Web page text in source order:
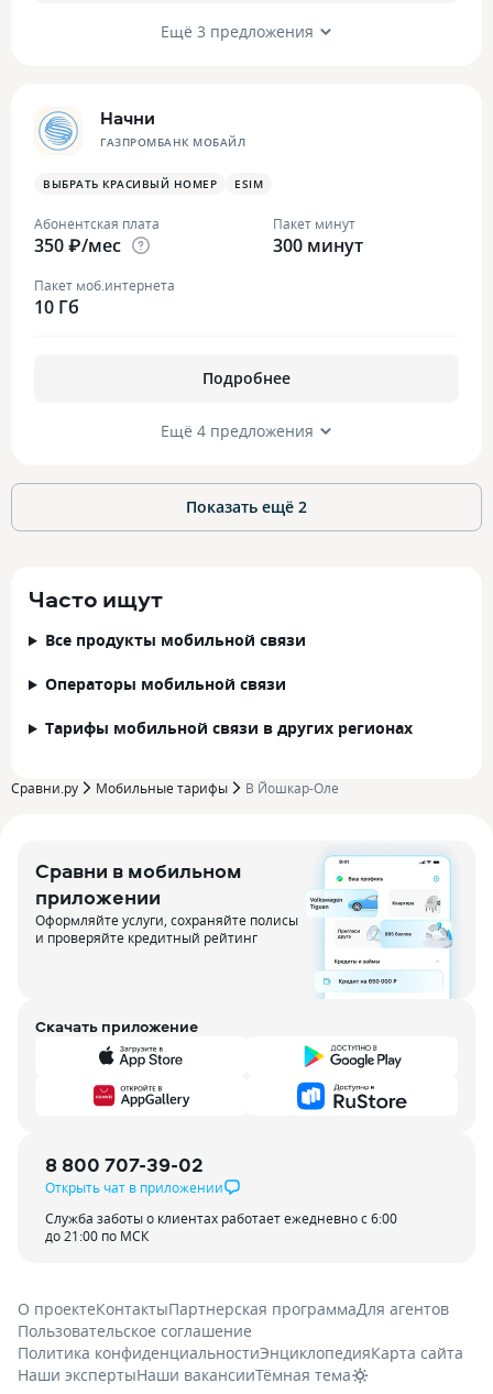
Ещё 3 предложения
Начни
ГАЗПРОМБАНК МОБАЙЛ
ВЫБРАТЬ КРАСИВЫЙ НОМЕР ESIM
Абонентская плата
350 ₽/мес
Пакет минут
300 минут
Пакет моб.интернета
10 Гб
Подробнее
Ещё 4 предложения
Показать ещё 2
Часто ищут
Все продукты мобильной связи
Операторы мобильной связи
Тарифы мобильной связи в других регионах
Сравни.ру Мобильные тарифы В Йошкар-Оле
Сравни в мобильном
приложении
Оформляйте услуги, сохраняйте полисы
и проверяйте кредитный рейтинг
Скачать приложение
8 800 707-39-02
Открыть чат в приложении
Служба заботы о клиентах работает ежедневно с 6:00
до 21:00 по МСК
О проектеКонтактыПартнерская программаДля агентов
Пользовательское соглашение
Политика конфиденциальностиЭнциклопедияКарта сайта
Наши экспертыНаши вакансииТёмная тема